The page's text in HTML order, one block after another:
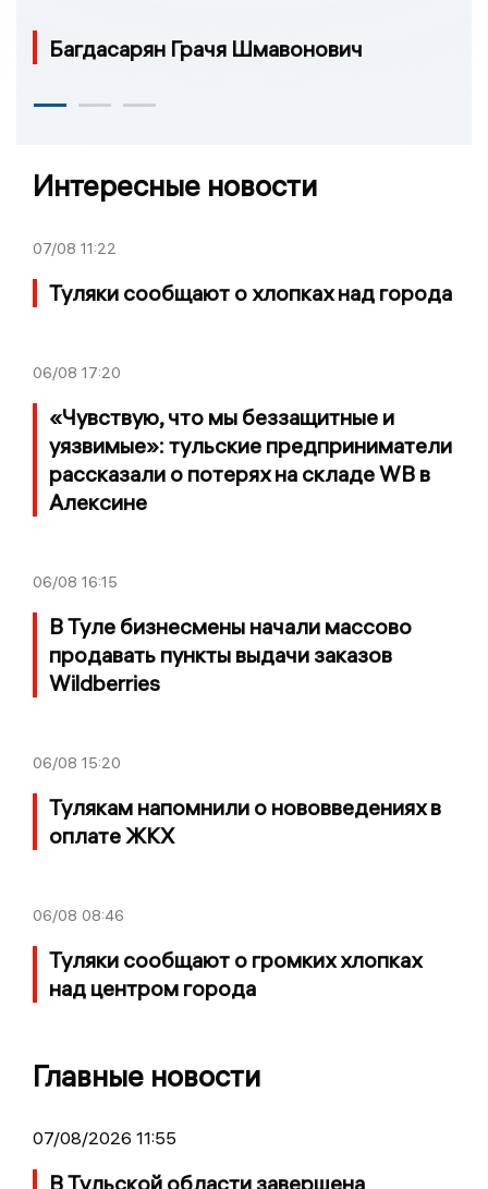
Багдасарян Грачя Шмавонович
Интересные новости
07/08 11:22
Туляки сообщают о хлопках над города
06/08 17:20
«Чувствую, что мы беззащитные и
уязвимые»: тульские предприниматели
рассказали о потерях на складе WB в
Алексине
06/08 16:15
В Туле бизнесмены начали массово
продавать пункты выдачи заказов
Wildberries
06/08 15:20
Тулякам напомнили о нововведениях в
оплате ЖКХ
06/08 08:46
Туляки сообщают о громких хлопках
над центром города
Главные новости
07/08/2026 11:55
В Тульской области завершена